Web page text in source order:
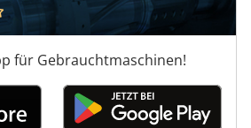
für Gebrauchtmaschinen!